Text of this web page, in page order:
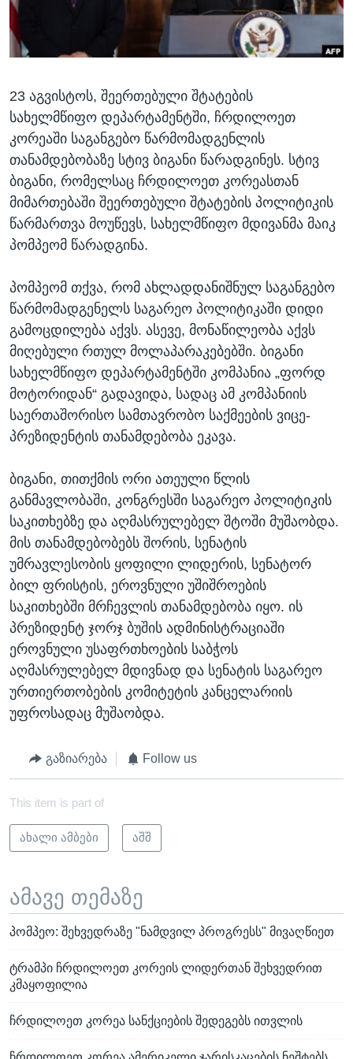
ᲘᲜᲢᲔᲠᲕᲘᲣ
ᲙᲣᲚᲢᲣᲠᲐ
ᲒᲐᲚᲘᲚᲔᲝ
ᲓᲔᲖᲘᲜᲤᲝᲠᲛᲐᲪᲘᲐ
ენები
23 აგვისტოს, შეერთებული შტატების
სახელმწიფო დეპარტამენტში, ჩრდილოეთ
კორეაში საგანგებო წარმომადგენლის
თანამდებობაზე სტივ ბიგანი წარადგინეს. სტივ
ბიგანი, რომელსაც ჩრდილოეთ კორეასთან
მიმართებაში შეერთებული შტატების პოლიტიკის
წარმართვა მოუწევს, სახელმწიფო მდივანმა მაიკ
პომპეომ წარადგინა.
პომპეომ თქვა, რომ ახლადდანიშნულ საგანგებო
წარმომადგენელს საგარეო პოლიტიკაში დიდი
გამოცდილება აქვს. ასევე, მონაწილეობა აქვს
მიღებული რთულ მოლაპარაკებებში. ბიგანი
სახელმწიფო დეპარტამენტში კომპანია „ფორდ
მოტორიდან“ გადავიდა, სადაც ამ კომპანიის
საერთაშორისო სამთავრობო საქმეების ვიცე-
პრეზიდენტის თანამდებობა ეკავა.
ბიგანი, თითქმის ორი ათეული წლის
განმავლობაში, კონგრესში საგარეო პოლიტიკის
საკითხებზე და აღმასრულებელ შტოში მუშაობდა.
მის თანამდებობებს შორის, სენატის
უმრავლესობის ყოფილი ლიდერის, სენატორ
ბილ ფრისტის, ეროვნული უშიშროების
საკითხებში მრჩევლის თანამდებობა იყო. ის
პრეზიდენტ ჯორჯ ბუშის ადმინისტრაციაში
ეროვნული უსაფრთხოების საბჭოს
აღმასრულებელ მდივნად და სენატის საგარეო
ურთიერთობების კომიტეტის კანცელარიის
უფროსადაც მუშაობდა.
გაზიარება Follow us
This item is part of
ახალი ამბები აშშ
ამავე თემაზე
პომპეო: შეხვედრაზე "ნამდვილ პროგრესს" მივაღწიეთ
ტრამპი ჩრდილოეთ კორეის ლიდერთან შეხვედრით
კმაყოფილია
ჩრდილოეთ კორეა სანქციების შედეგებს ითვლის